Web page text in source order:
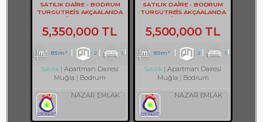
SATILIK DAİRE - BODRUM
TURGUTREİS AKÇAALANDA
2+1 DAİRE - REF- 3262
5,350,000 TL
85m² 2 1 1
Satılık
Apartman Dairesi
Muğla
Bodrum
NAZAR EMLAK
SATILIK DAİRE - BODRUM
TURGUTREİS AKÇAALANDA
2+1 DAİRE - REF- 3261
5,500,000 TL
85m² 2 1
Satılık
Apartman Dairesi
Muğla
Bodrum
NAZAR EMLAK